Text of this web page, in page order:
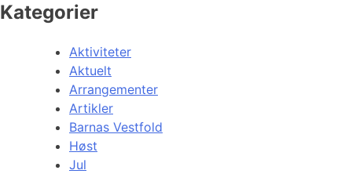
Kategorier
Aktiviteter
Aktuelt
Arrangementer
Artikler
Barnas Vestfold
Høst
Jul